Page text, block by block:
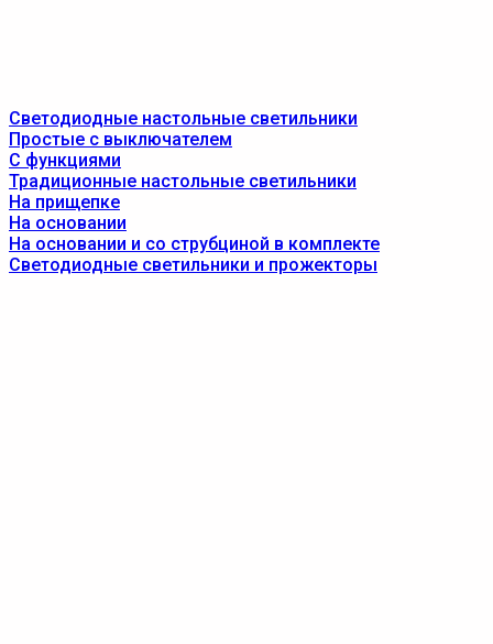
Светодиодные настольные светильники
Простые с выключателем
С функциями
Традиционные настольные светильники
На прищепке
На основании
На основании и со струбциной в комплекте
Светодиодные светильники и прожекторы